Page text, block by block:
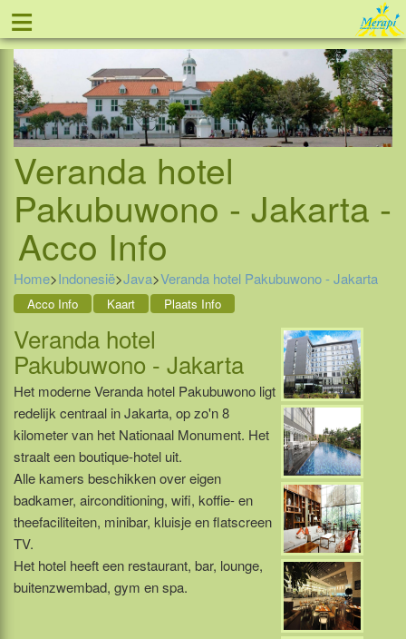
≡ Tel: 088 - 81 11 999
Veranda hotel
Pakubuwono - Jakarta -
Acco Info
Home>Indonesië>Java>Veranda hotel Pakubuwono - Jakarta
Acco Info Kaart Plaats Info
Veranda hotel
Pakubuwono - Jakarta
Het moderne Veranda hotel Pakubuwono ligt
redelijk centraal in Jakarta, op zo'n 8
kilometer van het Nationaal Monument. Het
straalt een boutique-hotel uit.
Alle kamers beschikken over eigen
badkamer, airconditioning, wifi, koffie- en
theefaciliteiten, minibar, kluisje en flatscreen
TV.
Het hotel heeft een restaurant, bar, lounge,
buitenzwembad, gym en spa.